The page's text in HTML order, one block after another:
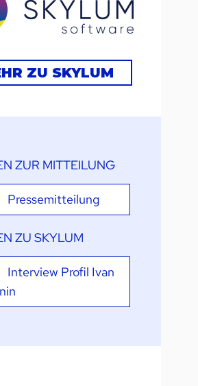
ZU SKYLUM
ZUR MITTEILUNG
Pressemitteilung
ZU SKYLUM
Interview Profil Ivan